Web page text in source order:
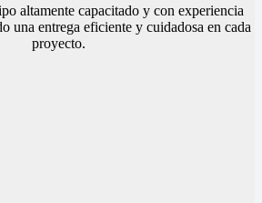
altamente capacitado y con experiencia
una entrega eficiente y cuidadosa en cada
proyecto.